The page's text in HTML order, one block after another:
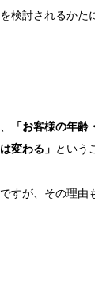
検討されるかた
「お客様の年齢
変わる」 という
すが、その理由